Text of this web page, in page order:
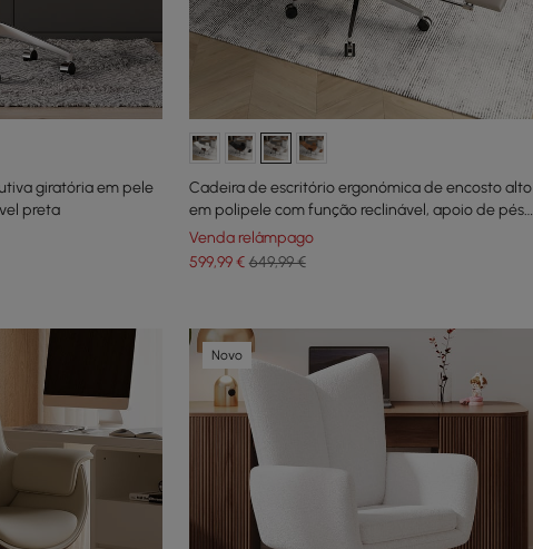
giratória em pele
preta
Cadeira de escritório ergonómica de encosto alto
em polipele com função reclinável, apoio de pés
e rotação cáqui
Venda relâmpago
599,99€ 649,99 €
Novo